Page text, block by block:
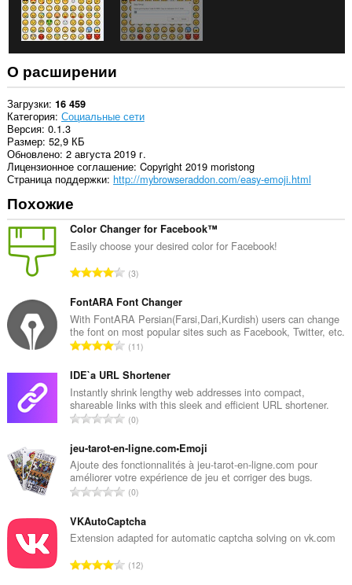
О расширении
Загрузки 16 459
Категория Социальные сети
Версия 0.1.3
Размер 52,9 КБ
Обновлено 2 августа 2019 г.
Лицензионное соглашение Copyright 2019 moristong
Страница поддержки http://mybrowseraddon.com/easy-emoji.html
Похожие
Color Changer for Facebook™
Easily choose your desired color for Facebook!
В
е
г
о
о
е
н
о
к
:
3
FontARA Font Changer
With FontARA Persian(Farsi,Dari,Kurdish) users can change
the font on most popular sites such as Facebook, Twitter, etc.
В
е
г
о
о
е
н
о
к
:
11
IDE`a URL Shortener
Instantly shrink lengthy web addresses into compact,
shareable links with this sleek and efficient URL shortener.
В
е
г
о
о
е
н
о
к
0
jeu-tarot-en-ligne.com•Emoji
Ajoute des fonctionnalités à jeu-tarot-en-ligne.com pour
améliorer votre expérience de jeu et corriger des bugs.
В
е
г
о
0
VKAutoCaptcha
Extension adapted for automatic captcha solving on vk.com
В12